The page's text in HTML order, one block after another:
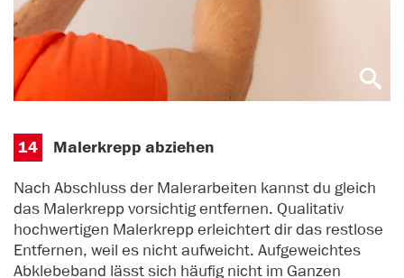
14 Malerkrepp abziehen
Nach Abschluss der Malerarbeiten kannst du gleich
das Malerkrepp vorsichtig entfernen. Qualitativ
hochwertigen Malerkrepp erleichtert dir das restlose
Entfernen, weil es nicht aufweicht. Aufgeweichtes
Abklebeband lässt sich häufig nicht im Ganzen